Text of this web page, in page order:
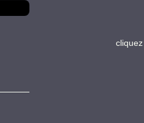
cliquez